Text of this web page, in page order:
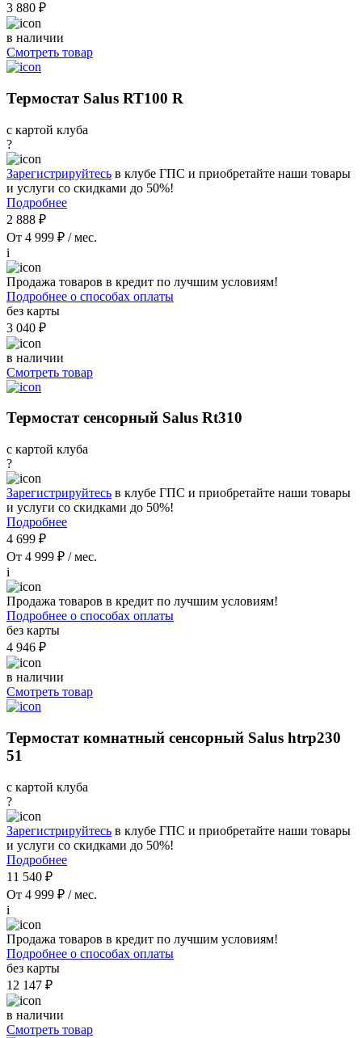
3 880 ₽
в наличии
Смотреть товар
Термостат Salus RT100 R
с картой клуба
?
Зарегистрируйтесь в клубе ГПС и приобретайте наши товары
и услуги со скидками до 50%!
Подробнее
2 888 ₽
От 4 999 ₽ / мес.
i
Продажа товаров в кредит по лучшим условиям!
Подробнее о способах оплаты
без карты
3 040 ₽
в наличии
Смотреть товар
Термостат сенсорный Salus Rt310
с картой клуба
?
Зарегистрируйтесь в клубе ГПС и приобретайте наши товары
и услуги со скидками до 50%!
Подробнее
4 699 ₽
От 4 999 ₽ / мес.
i
Продажа товаров в кредит по лучшим условиям!
Подробнее о способах оплаты
без карты
4 946 ₽
в наличии
Смотреть товар
Термостат комнатный сенсорный Salus htrp230
51
с картой клуба
?
Зарегистрируйтесь в клубе ГПС и приобретайте наши товары
и услуги со скидками до 50%!
Подробнее
11 540 ₽
От 4 999 ₽ / мес.
i
Продажа товаров в кредит по лучшим условиям!
Подробнее о способах оплаты
без карты
12 147 ₽
в наличии
Смотреть товар